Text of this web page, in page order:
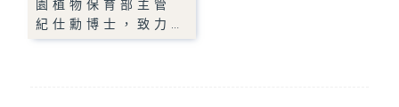
園植物保育部主管
紀仕勳博士，致力…